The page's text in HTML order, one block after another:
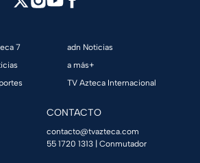
7
adn Noticias
a más+
TV Azteca Internacional
CONTACTO
contacto@tvazteca.com
55 1720 1313 | Conmutador